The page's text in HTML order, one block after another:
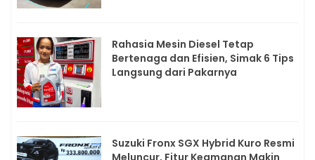
Rahasia Mesin Diesel Tetap
Bertenaga dan Efisien, Simak 6 Tips
Langsung dari Pakarnya
Suzuki Fronx SGX Hybrid Kuro Resmi